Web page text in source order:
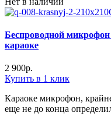
Беспроводной
караоке
2 900р.
Купить в 1 клик
Караоке микрофон,
еще не до конца